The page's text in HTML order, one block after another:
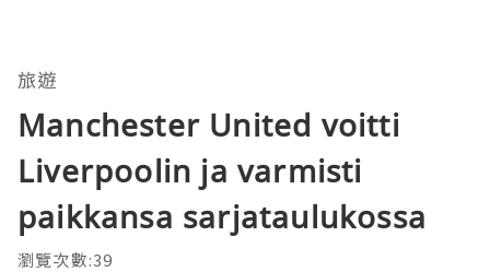
旅遊
Manchester United voitti
Liverpoolin ja varmisti
paikkansa sarjataulukossa
瀏覽次數:39